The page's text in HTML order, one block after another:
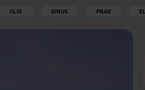
CLIG SINUS PRAX